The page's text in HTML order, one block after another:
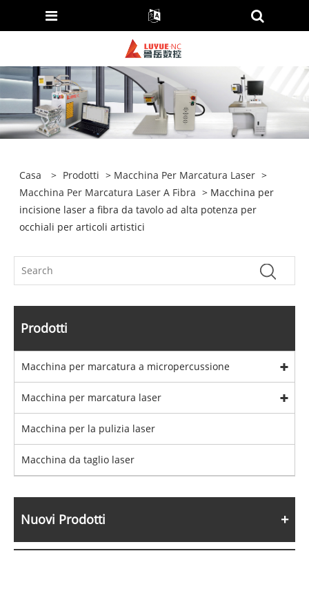
Casa > Prodotti > Macchina Per Marcatura Laser >
Macchina Per Marcatura Laser A Fibra > Macchina per
incisione laser a fibra da tavolo ad alta potenza per
occhiali per articoli artistici
Prodotti
Macchina per marcatura a micropercussione
Macchina per marcatura laser
Macchina per la pulizia laser
Macchina da taglio laser
Nuovi Prodotti